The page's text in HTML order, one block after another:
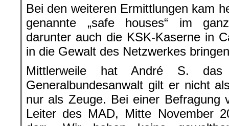
Bei den weiteren Ermittlungen kam
genannte „safe houses“ im
darunter auch die KSK-Kaserne in
in die Gewalt des Netzwerkes
Mittlerweile hat André S.
Generalbundesanwalt gilt er nicht
nur als Zeuge. Bei einer Befragung
Leiter des MAD, Mitte November